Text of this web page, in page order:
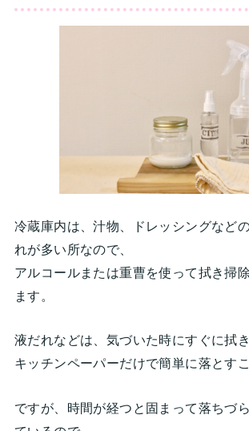
冷蔵庫内は、汁物、ドレッシングなど
れが多い所なので、
アルコールまたは重曹を使って拭き掃
ます。
液だれなどは、気づいた時にすぐに拭
キッチンペーパーだけで簡単に落とす
ですが、時間が経つと固まって落ちづ